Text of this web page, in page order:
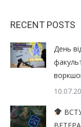
RECENT POSTS
День